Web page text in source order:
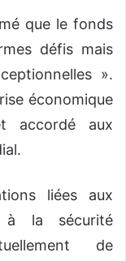
que le fonds
défis mais
».
économique
accordé aux
liées aux
à la sécurité
de